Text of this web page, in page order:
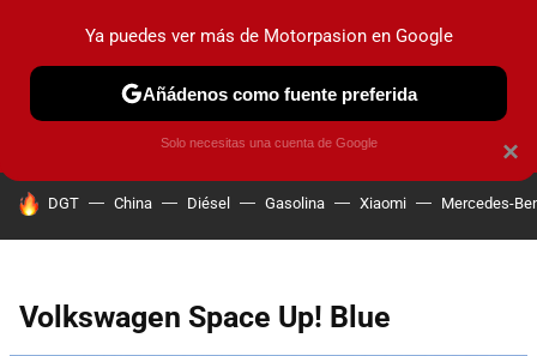
PRUEBAS COCHES ELÉCTRICOS OBSERVATORIO
HOY SE HABLA DE
DGT China Diésel Gasolina Xiaomi Mercedes-
Volkswagen Space Up! Blue
×
Ya puedes ver más de Motorpasion en Google
Añádenos como fuente preferida
Solo necesitas una cuenta de Google